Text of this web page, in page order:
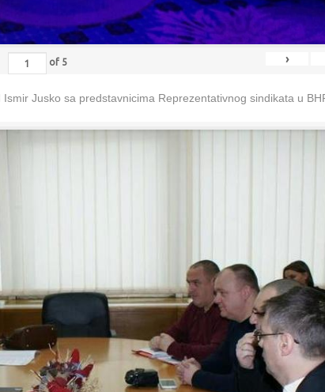
of 5 ›
Jusko sa predstavnicima Reprezentativnog sindikata u